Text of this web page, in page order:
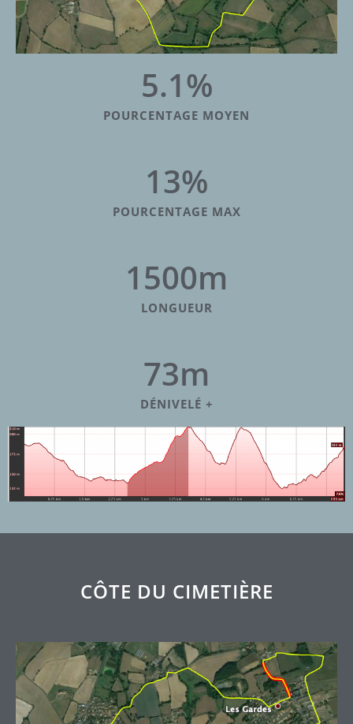
POURCENTAGE MOYEN
5.1%
POURCENTAGE MAX
13%
LONGUEUR
1500m
DÉNIVELÉ +
73m
CÔTE DU CIMETIÈRE